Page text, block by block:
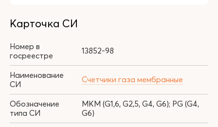
Карточка СИ
Номер в
госреестре
13852-98
Наименование
СИ
Счетчики газа мембранные
Обозначение
типа СИ
MKM (G1,6, G2,5, G4, G6); PG (G4,
G6)